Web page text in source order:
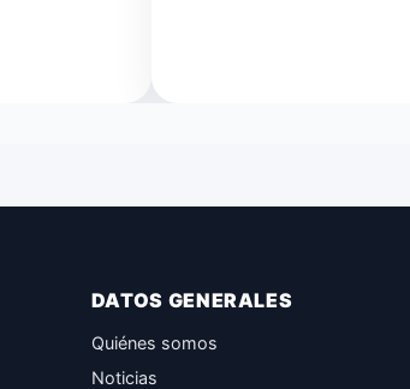
DATOS GENERALES
Quiénes somos
Noticias